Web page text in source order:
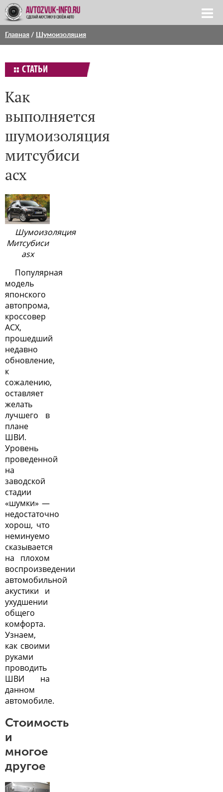
Главная / Шумоизоляция
СТАТЬИ
Как
выполняется
шумоизоляция
митсубиси
асх
Шумоизоляция
Митсубиси
asx
Популярная
модель
японского
автопрома,
кроссовер
АСХ,
прошедший
недавно
обновление,
к
сожалению,
оставляет
желать
лучшего в
плане
ШВИ.
Уровень
проведенной
на
заводской
стадии
«шумки» —
недостаточно
хорош, что
неминуемо
сказывается
на плохом
воспроизведении
автомобильной
акустики и
ухудшении
общего
комфорта.
Узнаем,
как своими
руками
проводить
ШВИ на
данном
автомобиле.
Стоимость
и
многое
другое